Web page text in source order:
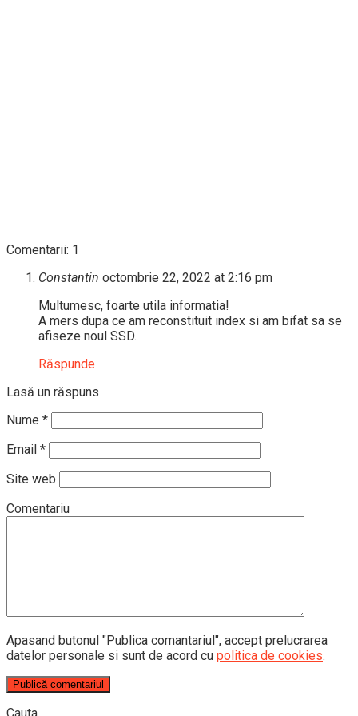
Comentarii: 1
Constantin octombrie 22, 2022 at 2:16 pm
Multumesc, foarte utila informatia!
A mers dupa ce am reconstituit index si am bifat sa se
afiseze noul SSD.
Răspunde
Lasă un răspuns
Nume *
Email *
Site web
Comentariu
Apasand butonul "Publica comantariul", accept prelucrarea
datelor personale si sunt de acord cu politica de cookies.